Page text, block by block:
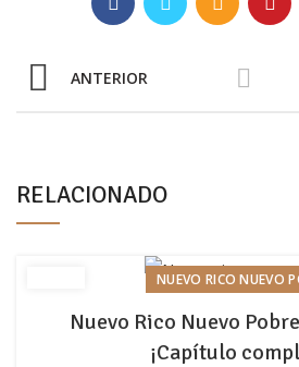
ANTERIOR
RELACIONADO
NUEVO RICO NUEVO
Nuevo Rico Nuevo
¡Capítulo